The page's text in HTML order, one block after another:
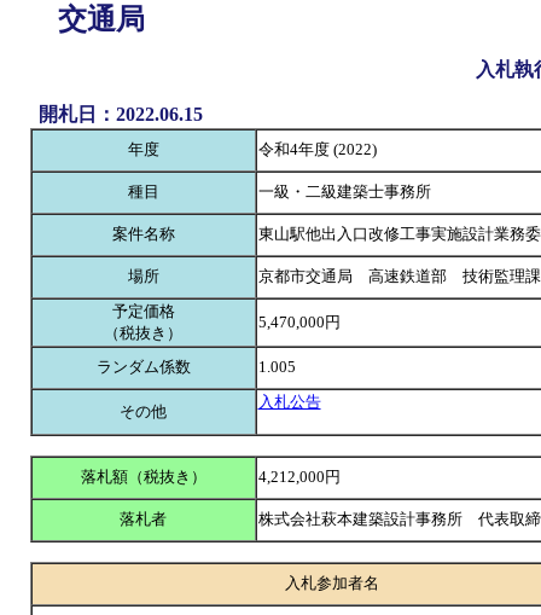
交通局
入札執
開札日：2022.06.15
年度 令和4年度 (2022)
種目 一級・二級建築士事務所
案件名称 東山駅他出入口改修工事実施設計業務
場所
京都市交通局 高速鉄道部 技術監理課
予定価格
（税抜き）
5,470,000円
ランダム係数 1.005
その他
入札公告
落札額（税抜き） 4,212,000円
落札者 株式会社萩本建築設計事務所 代表取
入札参加者名